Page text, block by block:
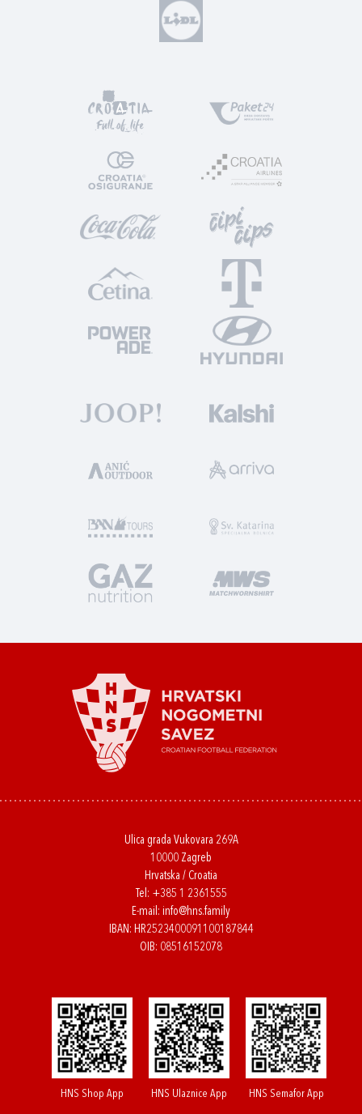
Ulica grada Vukovara 269A
10000 Zagreb
Hrvatska / Croatia
Tel: +385 1 2361555
E-mail: info@hns.family
IBAN: HR2523400091100187844
OIB: 08516152078
HNS Shop App HNS Ulaznice App HNS Semafor App